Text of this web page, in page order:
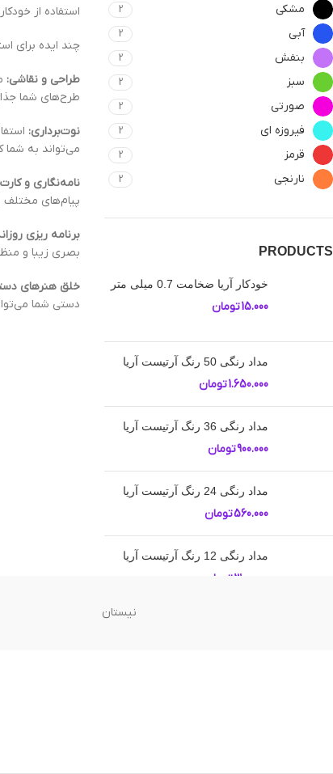
مشکی 2
آبی 2
بنفش 2
سبز 2
صورتی 2
فیروزه ای 2
قرمز 2
نارنجی 2
PRODUCTS
خودکار آریا ضخامت 0.7 میلی متر
15.000تومان
مداد رنگی 50 رنگ آرتیست آریا
1.650.000تومان
مداد رنگی 36 رنگ آرتیست آریا
900.000تومان
مداد رنگی 24 رنگ آرتیست آریا
560.000تومان
مداد رنگی 12 رنگ آرتیست آریا
300.000تومان
استفاده از
چند ایده برای
طراحی و نقاشی:
طرح‌های شما
نوت‌برداری:
می‌تواند به شما
نامه‌نگاری و
پیام‌های مختلف
برنامه ریزی
بصری زیبا و
خلق هنرهای
دستی شما
نیستان